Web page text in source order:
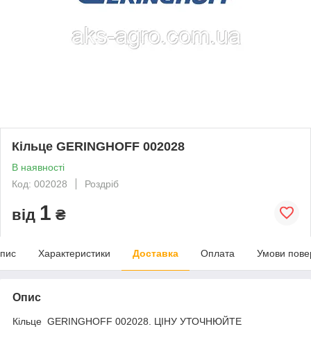
Кільце GERINGHOFF 002028
В наявності
Код: 002028
Роздріб
від 1 ₴
Характеристики Доставка Оплата Умови
Опис
Кільце GERINGHOFF 002028. ЦІНУ УТОЧНЮЙТЕ